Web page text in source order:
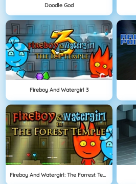
Doodle God
Fireboy And Watergirl 3
Fireboy And Watergirl: The Forrest Temple